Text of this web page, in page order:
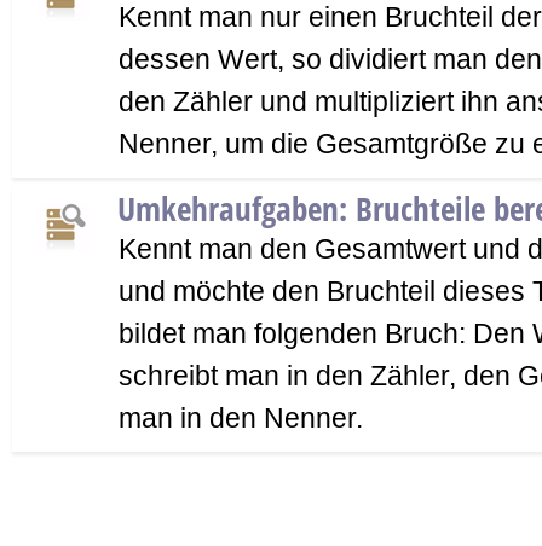
Kennt man nur einen Bruchteil
dessen Wert, so dividiert man
den Zähler und multipliziert ihn
Nenner, um die Gesamtgröße zu
Umkehraufgaben: Bruchteile
Kennt man den Gesamtwert und
und möchte den Bruchteil dieses
bildet man folgenden Bruch: Den
schreibt man in den Zähler, den
man in den Nenner.